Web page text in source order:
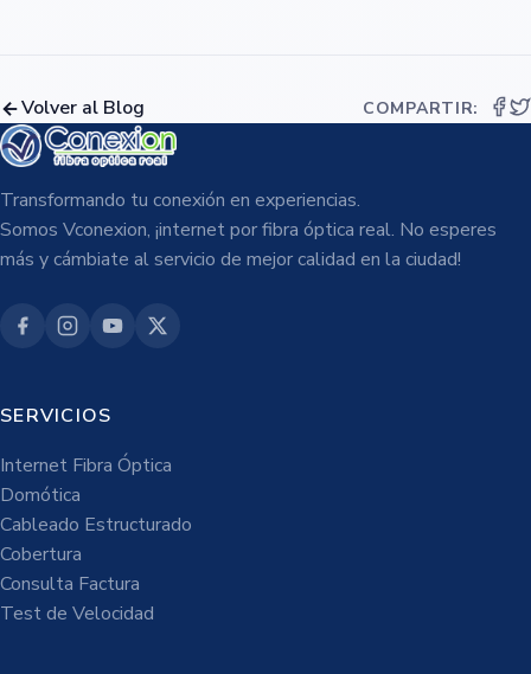
Volver al Blog COMPARTIR:
Transformando tu conexión en experiencias.
Somos Vconexion, ¡internet por fibra óptica real. No esperes
más y cámbiate al servicio de mejor calidad en la ciudad!
SERVICIOS
Internet Fibra Óptica
Domótica
Cableado Estructurado
Cobertura
Consulta Factura
Test de Velocidad